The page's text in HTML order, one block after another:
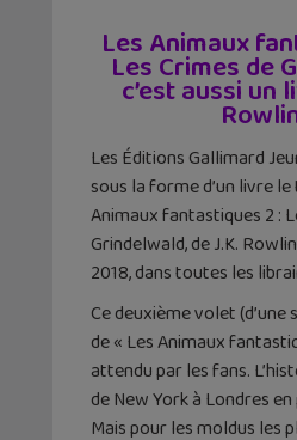
Les Animaux
Les Crimes de
c’est aussi un
Les Éditions Gallimard
sous la forme d’un livre
Animaux fantastiques 2 :
Grindelwald, de J.K.
2018, dans toutes les
Ce deuxième volet (d’une
de « Les Animaux
attendu par les fans.
de New York à Londres
Mais pour les moldus les